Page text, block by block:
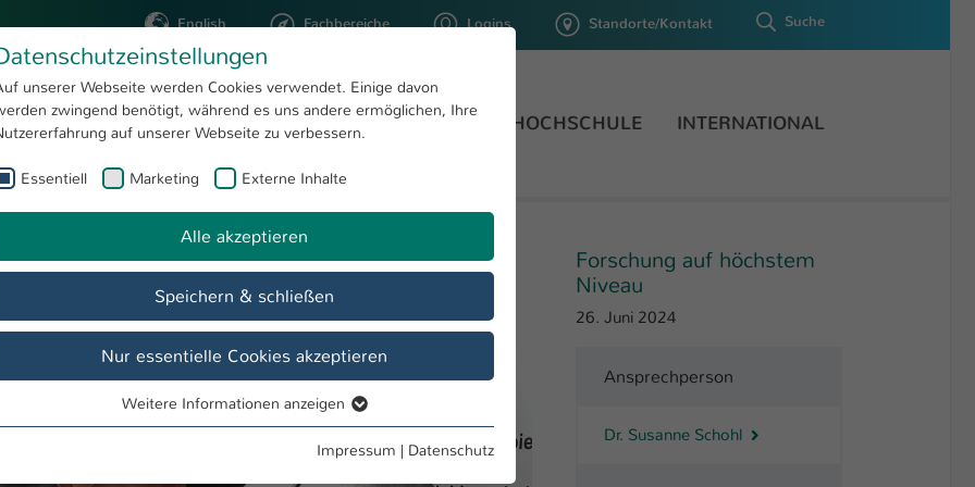
English Fachbereiche Logins Standorte/Kontakt Suche
STUDIUM FORSCHUNG HOCHSCHULE INTERNATIONAL
Forschung auf höchstem Niveau
Forschung auf höchstem
Niveau
26. Juni 2024
Ansprechperson
Dr. Susanne Schohl
unserer Webseite werden Cookies verwendet. Einige davon
zwingend benötigt, während es uns andere ermöglichen, Ihre
auf unserer Webseite zu verbessern.
Essentiell Marketing Externe Inhalte
Alle akzeptieren
Speichern & schließen
Nur essentielle Cookies akzeptieren
Essentielle Cookies werden für grundlegende Funktionen der
Weitere Informationen anzeigen
Impressum | Datenschutz